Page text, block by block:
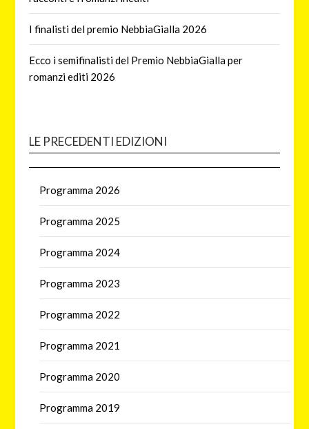
I finalisti del premio NebbiaGialla 2026
Ecco i semifinalisti del Premio NebbiaGialla per
romanzi editi 2026
LE PRECEDENTI EDIZIONI
Programma 2026
Programma 2025
Programma 2024
Programma 2023
Programma 2022
Programma 2021
Programma 2020
Programma 2019